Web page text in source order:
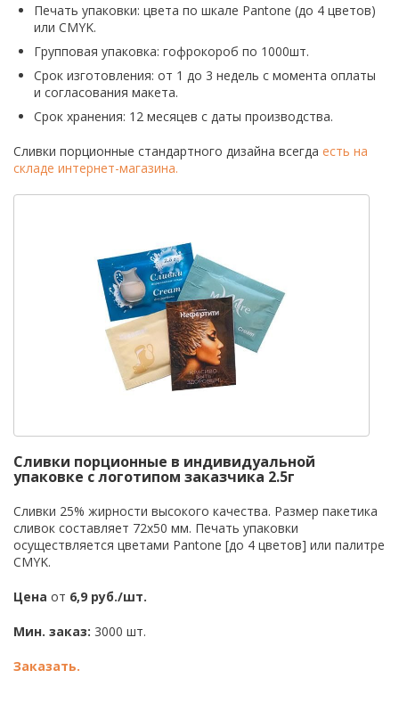
Печать упаковки: цвета по шкале Pantone (до 4 цветов)
или CMYK.
Групповая упаковка: гофрокороб по 1000шт.
Срок изготовления: от 1 до 3 недель с момента оплаты
и согласования макета.
Срок хранения: 12 месяцев с даты производства.
Сливки порционные стандартного дизайна всегда есть на
складе интернет-магазина.
Сливки порционные в индивидуальной
упаковке с логотипом заказчика 2.5г
Сливки 25% жирности высокого качества. Размер пакетика
сливок составляет 72х50 мм. Печать упаковки
осуществляется цветами Pantone [до 4 цветов] или палитре
CMYK.
Цена от 6,9 руб./шт.
Мин. заказ: 3000 шт.
Заказать.